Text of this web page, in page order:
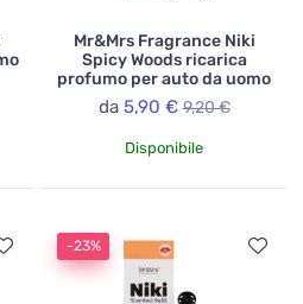
Mr&Mrs Fragrance Niki
Spicy Woods ricarica
profumo per auto da uomo
da 5,90 € 9,20 €
Disponibile
-23%